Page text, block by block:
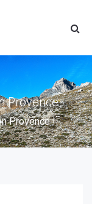
Provence !
Provence !